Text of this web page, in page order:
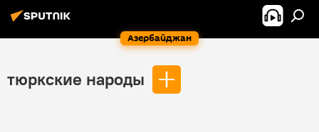
Азербайджан
тюркские народы